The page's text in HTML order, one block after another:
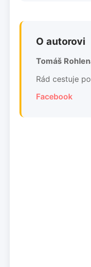
O autorovi
Tomáš
Rád cestuje
Facebook